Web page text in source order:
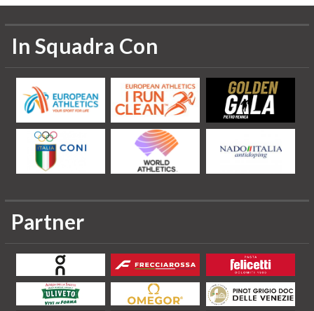
In Squadra Con
Partner